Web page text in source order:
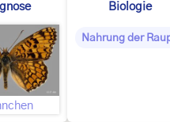
Biologie
Nahrung der